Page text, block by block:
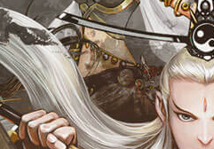
资
下载